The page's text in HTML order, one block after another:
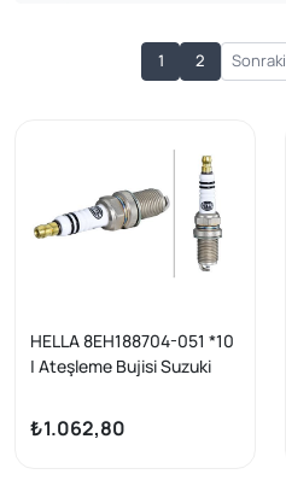
1 2 Sonraki
HELLA 8EH188704-051 *10
| Ateşleme Bujisi Suzuki
Galant Lancer 1.6 / 2.0 | 10
Adet
₺1.062,80